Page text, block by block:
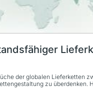
der globalen Lieferketten
zu überdenken.